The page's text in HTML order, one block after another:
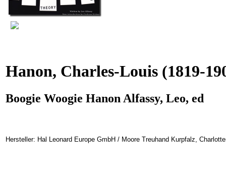
Hanon, Charles-Louis (1819-
Boogie Woogie Hanon Alfassy, Leo, ed
Hersteller: Hal Leonard Europe GmbH / Moore Treuhand Kurpfalz,